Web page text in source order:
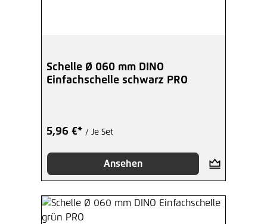
Schelle Ø 060 mm DINO
Einfachschelle schwarz PRO
5,96 €* / Je Set
Ansehen